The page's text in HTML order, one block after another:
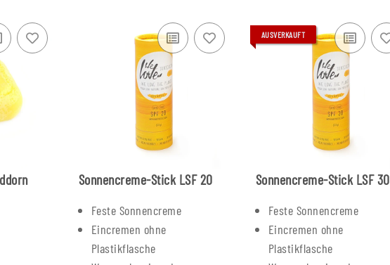
Sonnencreme-Stick LSF 20
Feste Sonnencreme
Eincremen ohne
Plastikflasche
AUSVERKAUFT
Sonnencreme-Stick LSF 30
Feste Sonnencreme
Eincremen ohne
Plastikflasche